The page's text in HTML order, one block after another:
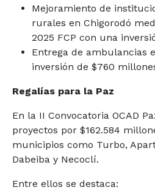
Mejoramiento de
rurales en Chigorodó
2025 FCP con una
Entrega de ambulancias
inversión de $760
Regalías para la Paz
En la II Convocatoria OCAD
proyectos por $162.584
municipios como Turbo,
Dabeiba y Necoclí.
Entre ellos se destaca: